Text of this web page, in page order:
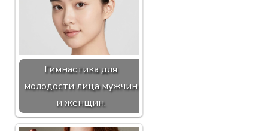
Гимнастика для
молодости лица мужчин
и женщин.